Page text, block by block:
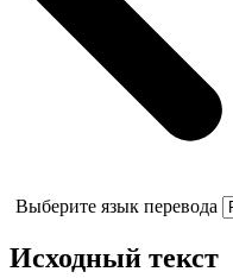
Выберите язык перевода
Исходный текст